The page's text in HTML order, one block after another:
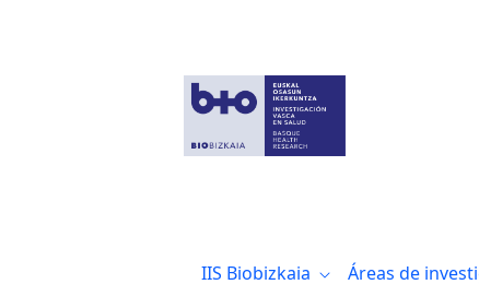
IIS Biobizkaia Áreas de